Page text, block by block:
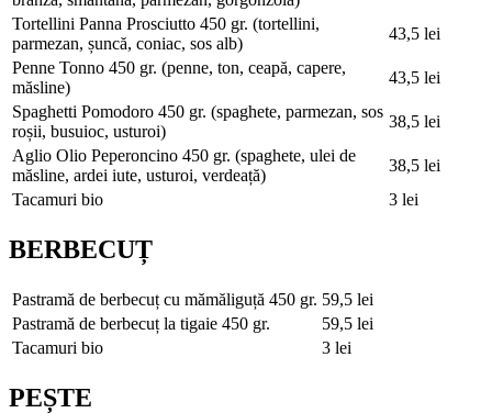
Tortellini Panna Prosciutto 450 gr. (tortellini,
parmezan, șuncă, coniac, sos alb)
43,5 lei
Penne Tonno 450 gr. (penne, ton, ceapă, capere,
măsline)
43,5 lei
Spaghetti Pomodoro 450 gr. (spaghete, parmezan, sos
roșii, busuioc, usturoi)
38,5 lei
Aglio Olio Peperoncino 450 gr. (spaghete, ulei de
măsline, ardei iute, usturoi, verdeață)
38,5 lei
Tacamuri bio
3 lei
BERBECUȚ
Pastramă de berbecuț cu mămăliguță 450 gr. 59,5 lei
Pastramă de berbecuț la tigaie 450 gr.
59,5 lei
Tacamuri bio
3 lei
PEȘTE